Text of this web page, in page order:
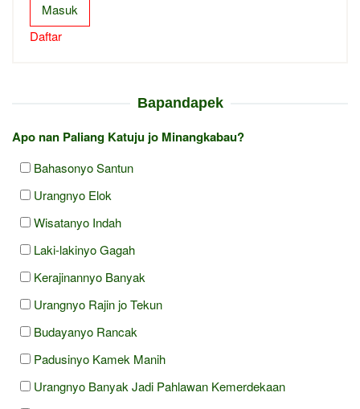
Masuk
Daftar
Bapandapek
Apo nan Paliang Katuju jo Minangkabau?
Bahasonyo Santun
Urangnyo Elok
Wisatanyo Indah
Laki-lakinyo Gagah
Kerajinannyo Banyak
Urangnyo Rajin jo Tekun
Budayanyo Rancak
Padusinyo Kamek Manih
Urangnyo Banyak Jadi Pahlawan Kemerdekaan